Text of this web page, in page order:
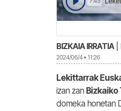
BIZKAIA IRRATIA|
2024/06/4 • 11:26
Lekittarrak
izan zan
domeka honetan